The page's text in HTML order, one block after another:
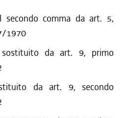
secondo comma da art. 5,
1970
sostituito da art. 9, primo
da art. 9, secondo